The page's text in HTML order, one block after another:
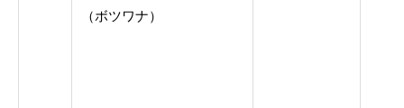
（ボツワナ）